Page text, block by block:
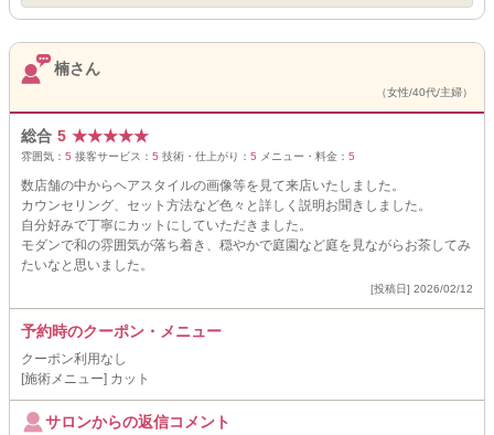
楠さん
（女性/40代/主婦）
総合 5 ★★★★★
雰囲気： 5 接客サービス： 5 技術・仕上がり： 5 メニュー・料金： 5
数店舗の中からヘアスタイルの画像等を見て来店いたしました。
カウンセリング、セット方法など色々と詳しく説明お聞きしました。
自分好みで丁寧にカットにしていただきました。
モダンで和の雰囲気が落ち着き、穏やかで庭園など庭を見ながらお茶してみ
たいなと思いました。
[投稿日] 2026/02/12
予約時のクーポン・メニュー
クーポン利用なし
[施術メニュー] カット
サロンからの返信コメント